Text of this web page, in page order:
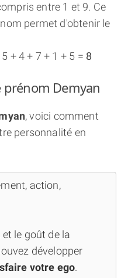
entre 1 et 9. Ce
permet d'obtenir le
+ 4 + 7 + 1 + 5 = 8
prénom Demyan
, voici comment
personnalité en
action,
et le goût de la
développer
votre ego.